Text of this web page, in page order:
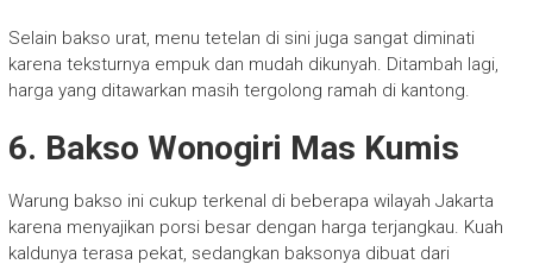
Selain bakso urat, menu tetelan di sini juga sangat diminati
karena teksturnya empuk dan mudah dikunyah. Ditambah lagi,
harga yang ditawarkan masih tergolong ramah di kantong.
6. Bakso Wonogiri Mas Kumis
Warung bakso ini cukup terkenal di beberapa wilayah Jakarta
karena menyajikan porsi besar dengan harga terjangkau. Kuah
kaldunya terasa pekat, sedangkan baksonya dibuat dari